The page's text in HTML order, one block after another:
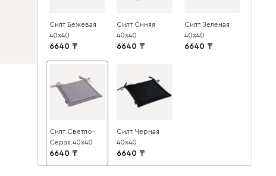
Силт Бежевая
40x40
6640
Силт Синяя
40x40
6640
Силт Зеленая
40x40
6640
Силт Светло-
Серая 40x40
6640
Силт Черная
40x40
6640